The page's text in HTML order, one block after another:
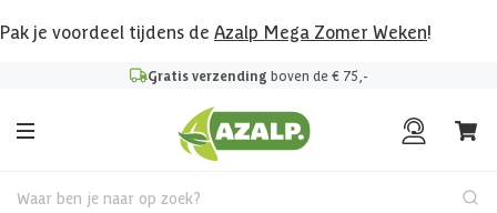
Pak je voordeel tijdens de Azalp Mega Zomer Weken!
Gratis verzending boven de € 75,-
Waar ben je naar op zoek?